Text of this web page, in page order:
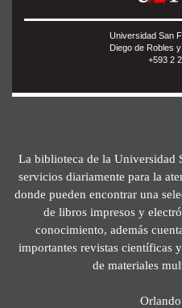
Universidad San
Diego de Robles
+593 2
La biblioteca de la Universidad
servicios diariamente para la
donde pueden encontrar una
de libros impresos y
conocimiento, además
importantes revistas científicas
de materiales